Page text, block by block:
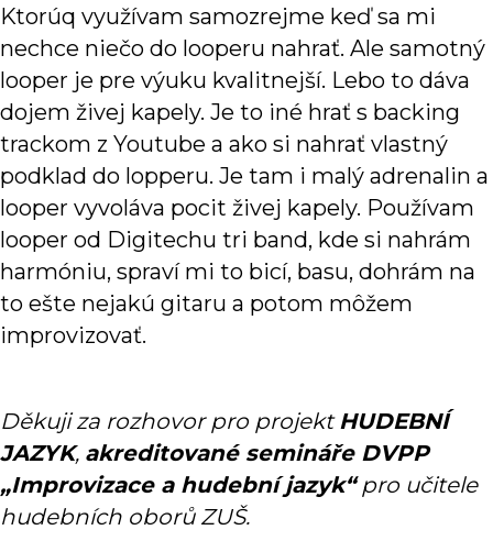
Ktorúq využívam samozrejme keď sa mi
nechce niečo do looperu nahrať. Ale samotný
looper je pre výuku kvalitnejší. Lebo to dáva
dojem živej kapely. Je to iné hrať s backing
trackom z Youtube a ako si nahrať vlastný
podklad do lopperu. Je tam i malý adrenalin a
looper vyvoláva pocit živej kapely. Používam
looper od Digitechu tri band, kde si nahrám
harmóniu, spraví mi to bicí, basu, dohrám na
to ešte nejakú gitaru a potom môžem
improvizovať.
Děkuji za rozhovor pro projektHUDEBNÍ
JAZYK, akreditované semináře DVPP
„Improvizace a hudební jazyk“pro učitele
hudebních oborů ZUŠ.